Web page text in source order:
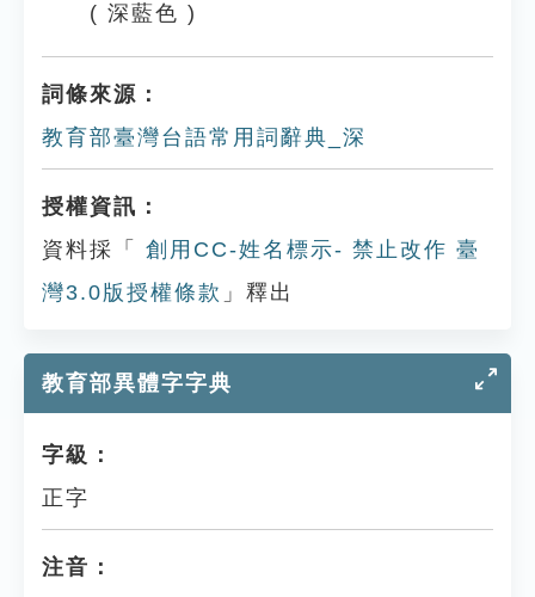
( 深藍色 )
詞條來源：
教育部臺灣台語常用詞辭典_深
授權資訊：
資料採「
創用CC-姓名標示- 禁止改作 臺
灣3.0版授權條款 」釋出
教育部異體字字典
字級：
正字
注音：